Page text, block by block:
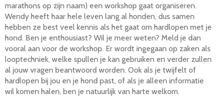
marathons op zijn naam) een workshop gaat organiseren.
Wendy heeft haar hele leven lang al honden, dus samen
hebben ze best veel kennis als het gaat om hardlopen met je
hond. Ben je enthousiast? Wil je meer weten? Meld je dan
vooral aan voor de workshop. Er wordt ingegaan op zaken als
looptechniek, welke spullen je kan gebruiken en verder zullen
al jouw vragen beantwoord worden. Ook als je twijfelt of
hardlopen bij jou en je hond past, of als je alleen informatie
wil komen halen, ben je natuurlijk van harte welkom.